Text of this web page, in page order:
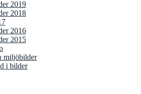
2019
2018
2016
2015
miljöbilder
i bilder